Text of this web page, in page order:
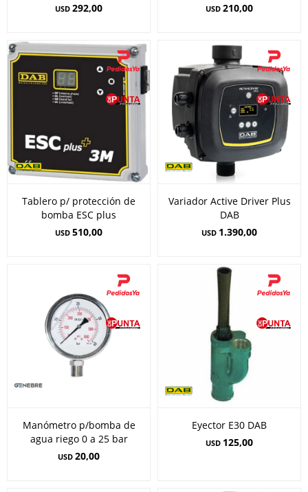
USD 292,00 USD 210,00
Tablero p/ protección de
bomba ESC plus
USD 510,00
Variador Active Driver Plus
DAB
USD 1.390,00
Manómetro p/bomba de
agua riego 0 a 25 bar
USD 20,00
Eyector E30 DAB
USD 125,00